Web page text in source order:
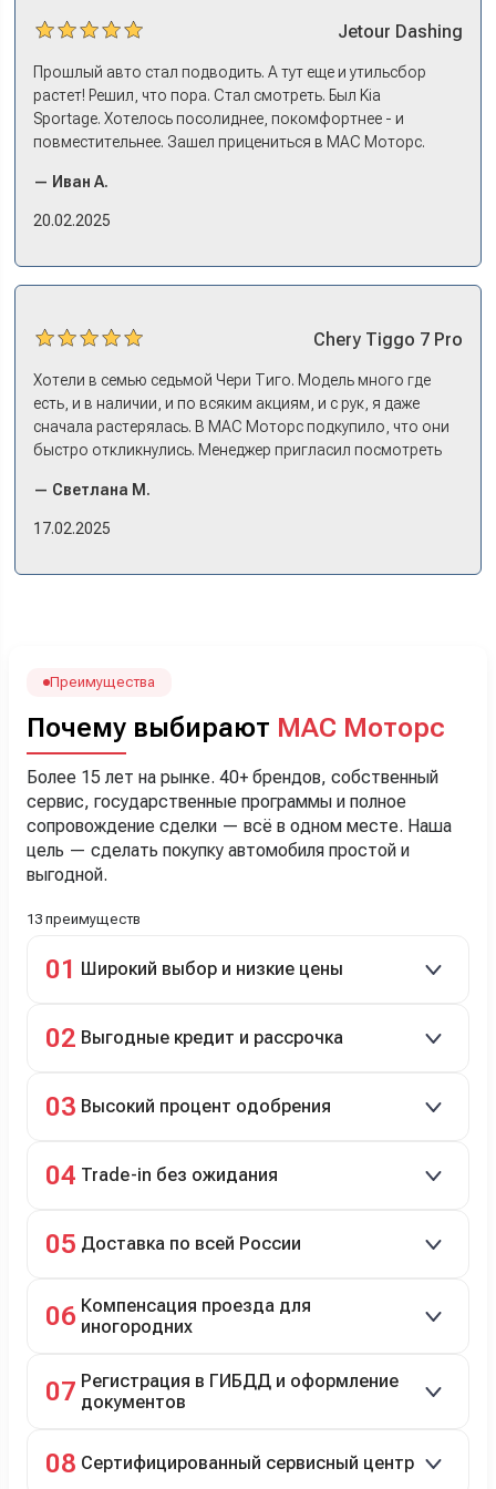
Jetour Dashing
Прошлый авто стал подводить. А тут еще и утильсбор
растет! Решил, что пора. Стал смотреть. Был Kia
Sportage. Хотелось посолиднее, покомфортнее - и
повместительнее. Зашел прицениться в МАС Моторс.
и прям мое! Даже не скажешь, что «китаец». Прям не
вылезая из него и порешали. Спортэйдж в трейд-ин
— Иван А.
20.02.2025
Chery Tiggo 7 Pro
Хотели в семью седьмой Чери Тиго. Модель много где
есть, и в наличии, и по всяким акциям, и с рук, я даже
сначала растерялась. В МАС Моторс подкупило, что они
быстро откликнулись. Менеджер пригласил посмотреть
примериться. Нам тут недалеко, пришли в салон - и в тот
же день купили машину! Неожиданно, но довольны! Все
менеджеру Сергею, профессионал своего дела!
— Светлана М.
17.02.2025
Преимущества
Почему выбирают МАС Моторс
Более 15 лет на рынке. 40+ брендов, собственный
сервис, государственные программы и полное
сопровождение сделки — всё в одном месте. Наша
цель — сделать покупку автомобиля простой и
выгодной.
13 преимуществ
01 Широкий выбор и низкие цены
подержанные авто.
02 Выгодные кредит и рассрочка
рассрочка 0% на 2 года при первом взносе 35–50%.
03 Высокий процент одобрения
04 Trade-in без ожидания
05 Доставка по всей России
06 Компенсация проезда для
иногородних
07 Регистрация в ГИБДД и оформление
документов
08 Сертифицированный сервисный центр